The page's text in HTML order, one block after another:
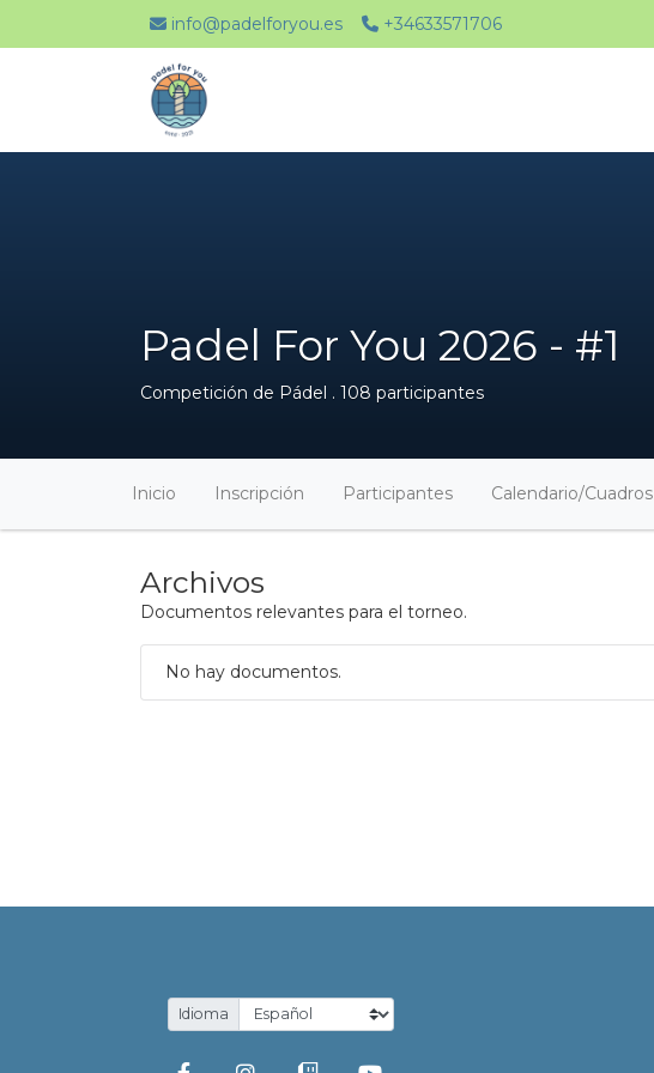
info@padelforyou.es +34633571706
Padel For You 2026 - #1
Competición de Pádel . 108 participantes
Inicio Inscripción Participantes Calendario/Cuadros
Archivos
Documentos relevantes para el torneo.
No hay documentos.
Idioma